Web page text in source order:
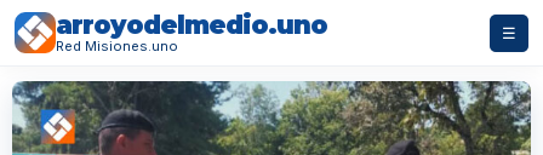
arroyodelmedio.uno
Red Misiones.uno
☰